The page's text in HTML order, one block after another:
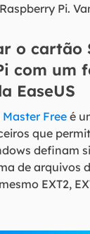
Pi.
o cartão
com um
EaseUS
Freeé
que
definam
de arquivos
EXT2,